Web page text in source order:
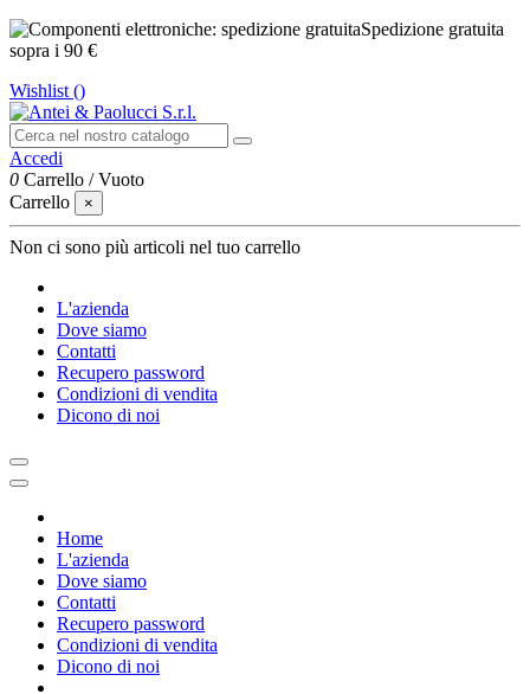
Spedizione gratuita
sopra i 90 €
Wishlist ()
Accedi
0 Carrello /Vuoto
Carrello
×
Non ci sono più articoli nel tuo carrello
L'azienda
Dove siamo
Contatti
Recupero password
Condizioni di vendita
Dicono di noi
Home
L'azienda
Dove siamo
Contatti
Recupero password
Condizioni di vendita
Dicono di noi